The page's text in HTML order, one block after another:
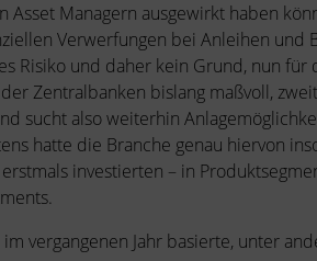
Managern ausgewirkt haben
Verwerfungen bei Anleihen und
Risiko und daher kein Grund, nun für
Zentralbanken bislang maßvoll,
sucht also weiterhin
hatte die Branche genau hiervon
investierten – in
vergangenen Jahr basierte, unter